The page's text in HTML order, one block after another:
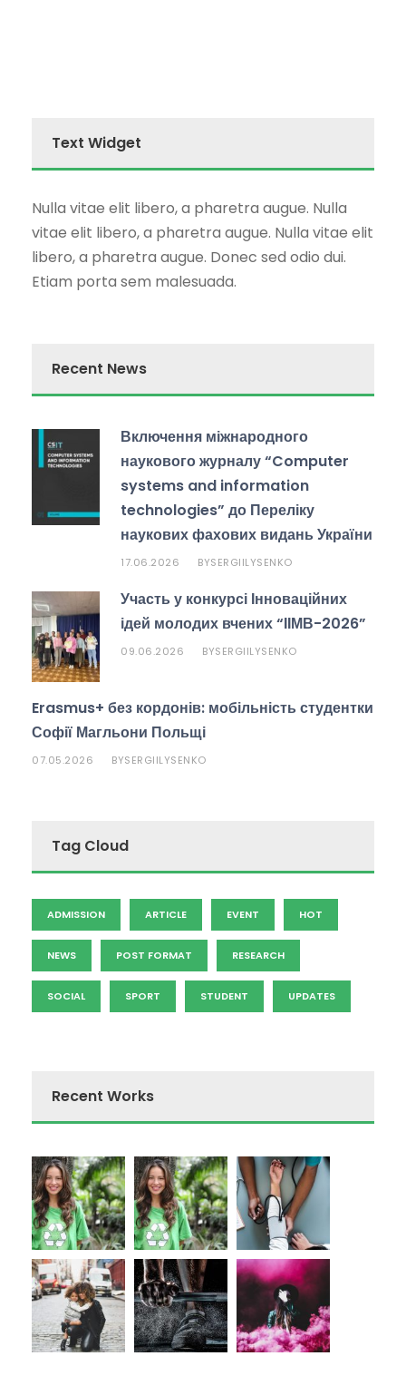
Text Widget
Nulla vitae elit libero, a pharetra augue. Nulla
vitae elit libero, a pharetra augue. Nulla vitae elit
libero, a pharetra augue. Donec sed odio dui.
Etiam porta sem malesuada.
Recent News
Включення міжнародного
наукового журналу “Computer
systems and information
technologies” до Переліку
наукових фахових видань України
17.06.2026 BYSERGIILYSENKO
Участь у конкурсі Інноваційних
ідей молодих вчених “ІІМВ-2026”
09.06.2026 BYSERGIILYSENKO
Erasmus+ без кордонів: мобільність студентки
Софії Магльони Польщі
07.05.2026 BYSERGIILYSENKO
Tag Cloud
ADMISSION ARTICLE EVENT HOT
NEWS POST FORMAT RESEARCH
SOCIAL SPORT STUDENT UPDATES
Recent Works